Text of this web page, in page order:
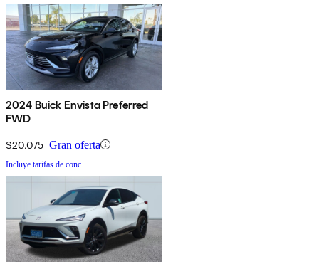
2024 Buick Envista Preferred
FWD
$20,075 Gran oferta
Incluye tarifas de conc.